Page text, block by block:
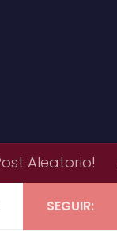
Aleatorio!
SEGUIR: